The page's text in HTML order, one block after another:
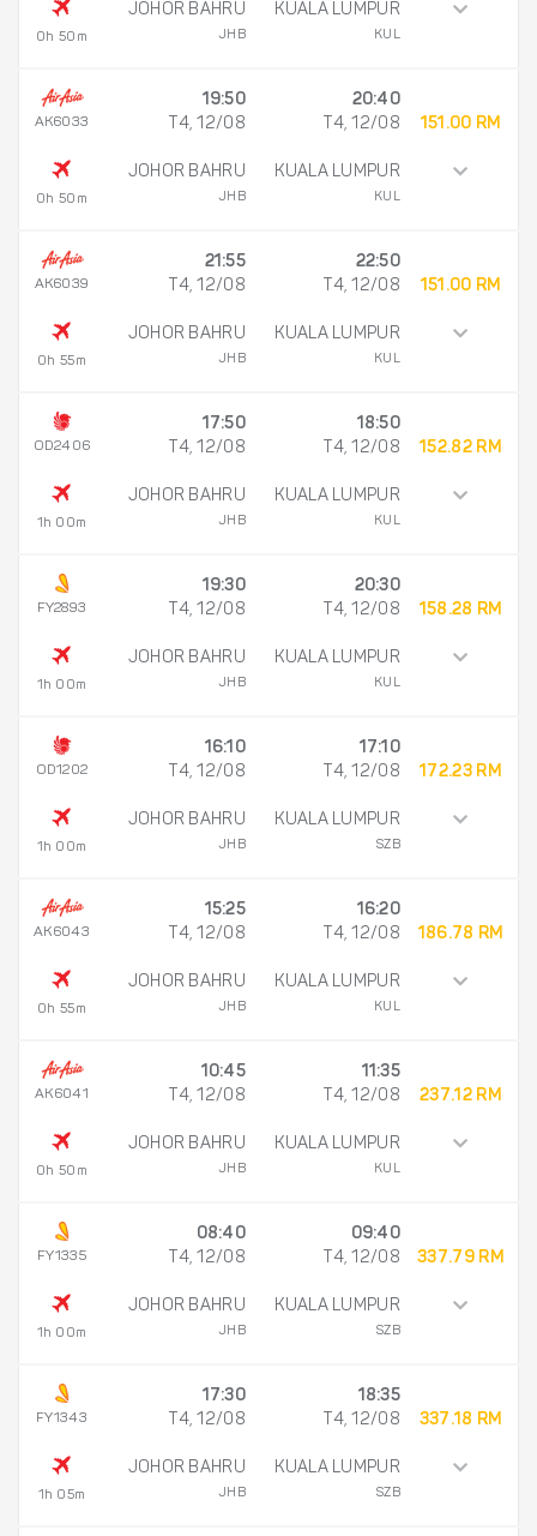
0h 50m
JOHOR BAHRU
JHB
KUALA LUMPUR
KUL
AK6033
0h 50m
19:50
T4, 12/08
JOHOR BAHRU
JHB
20:40
T4, 12/08
KUALA LUMPUR
KUL
151.00 RM
AK6039
0h 55m
21:55
T4, 12/08
JOHOR BAHRU
JHB
22:50
T4, 12/08
KUALA LUMPUR
KUL
151.00 RM
OD2406
1h 00m
17:50
T4, 12/08
JOHOR BAHRU
JHB
18:50
T4, 12/08
KUALA LUMPUR
KUL
152.82 RM
FY2893
1h 00m
19:30
T4, 12/08
JOHOR BAHRU
JHB
20:30
T4, 12/08
KUALA LUMPUR
KUL
158.28 RM
OD1202
1h 00m
16:10
T4, 12/08
JOHOR BAHRU
JHB
17:10
T4, 12/08
KUALA LUMPUR
SZB
172.23 RM
AK6043
0h 55m
15:25
T4, 12/08
JOHOR BAHRU
JHB
16:20
T4, 12/08
KUALA LUMPUR
KUL
186.78 RM
AK6041
0h 50m
10:45
T4, 12/08
JOHOR BAHRU
JHB
11:35
T4, 12/08
KUALA LUMPUR
KUL
237.12 RM
FY1335
1h 00m
08:40
T4, 12/08
JOHOR BAHRU
JHB
09:40
T4, 12/08
KUALA LUMPUR
SZB
337.79 RM
FY1343
1h 05m
17:30
T4, 12/08
JOHOR BAHRU
JHB
18:35
T4, 12/08
KUALA LUMPUR
SZB
337.18 RM